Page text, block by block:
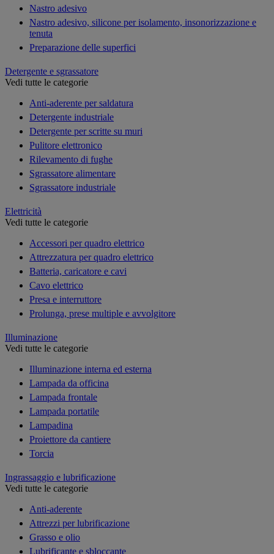
Nastro adesivo
Nastro adesivo, silicone per isolamento, insonorizzazione e
tenuta
Preparazione delle superfici
Detergente e sgrassatore
Vedi tutte le categorie
Anti-aderente per saldatura
Detergente industriale
Detergente per scritte su muri
Pulitore elettronico
Rilevamento di fughe
Sgrassatore alimentare
Sgrassatore industriale
Elettricità
Vedi tutte le categorie
Accessori per quadro elettrico
Attrezzatura per quadro elettrico
Batteria, caricatore e cavi
Cavo elettrico
Presa e interruttore
Prolunga, prese multiple e avvolgitore
Illuminazione
Vedi tutte le categorie
Illuminazione interna ed esterna
Lampada da officina
Lampada frontale
Lampada portatile
Lampadina
Proiettore da cantiere
Torcia
Ingrassaggio e lubrificazione
Vedi tutte le categorie
Anti-aderente
Attrezzi per lubrificazione
Grasso e olio
Lubrificante e sbloccante